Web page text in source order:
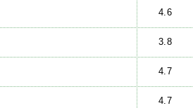
4.6
3.8
4.7
4.7